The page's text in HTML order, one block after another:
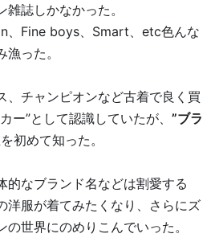
誌しかなかった。
、Fine boys、Smart、etc色んな
った。
、チャンピオンなど古着で良く買
ー”として認識していたが、 ”ブラ
初めて知った。
的なブランド名などは割愛する
洋服が着てみたくなり、さらにズ
世界にのめりこんでいった。